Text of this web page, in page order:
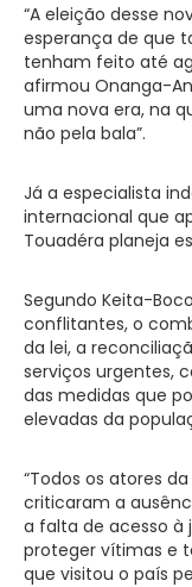
“A eleição desse
esperança de que
tenham feito até
afirmou Onanga-
uma nova era, na
não pela bala”.
Já a especialista
internacional que
Touadéra planeja
Segundo Keita-
conflitantes, o
da lei, a
serviços urgentes,
das medidas que
elevadas da
“Todos os atores
criticaram a
a falta de acesso à
proteger vítimas e
que visitou o país